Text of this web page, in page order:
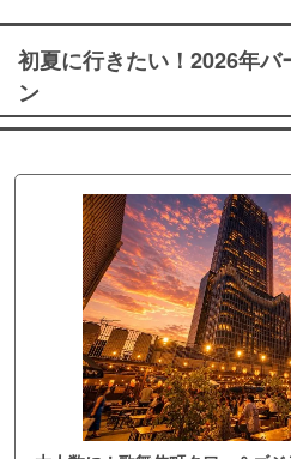
初夏に行きたい！2026年
ン